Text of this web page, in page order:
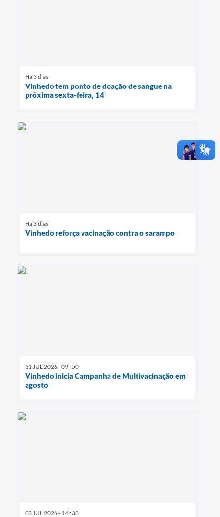
Há 3 dias
Vinhedo tem ponto de doação de sangue na
próxima sexta-feira, 14
Há 3 dias
Vinhedo reforça vacinação contra o sarampo
31 JUL 2026 - 09h50
Vinhedo inicia Campanha de Multivacinação em
agosto
03 JUL 2026 - 14h38